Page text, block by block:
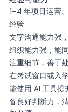
1–4 年项目运营
经验
文字沟通能力强
组织能力强，能
注重细节，善于
在考试窗口或入
能使用 AI 工具
备良好判断力，